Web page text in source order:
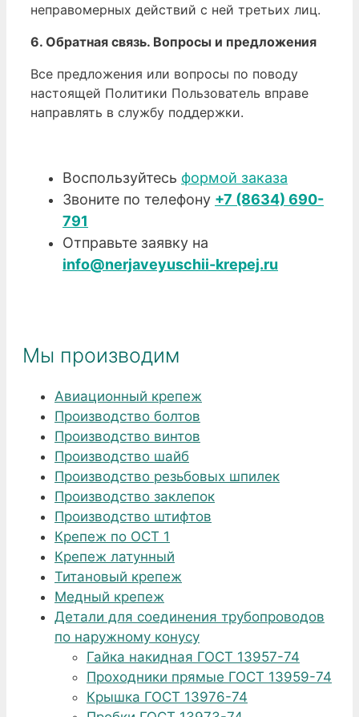
неправомерных действий с ней третьих лиц.
6. Обратная связь. Вопросы и предложения
Все предложения или вопросы по поводу
настоящей Политики Пользователь вправе
направлять в службу поддержки.
Воспользуйтесь формой заказа
Звоните по телефону +7 (8634) 690-
791
Отправьте заявку на
info@nerjaveyuschii-krepej.ru
Мы производим
Авиационный крепеж
Производство болтов
Производство винтов
Производство шайб
Производство резьбовых шпилек
Производство заклепок
Производство штифтов
Крепеж по ОСТ 1
Крепеж латунный
Титановый крепеж
Медный крепеж
Детали для соединения трубопроводов
по наружному конусу
Гайка накидная ГОСТ 13957-74
Проходники прямые ГОСТ 13959-74
Крышка ГОСТ 13976-74